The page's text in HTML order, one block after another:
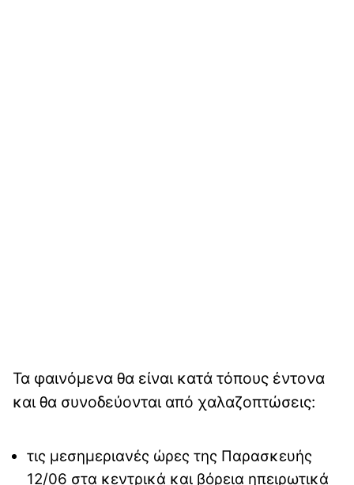
Τα φαινόμενα θα είναι κατά τόπους έντονα
και θα συνοδεύονται από χαλαζοπτώσεις:
τις μεσημεριανές ώρες της Παρασκευής
12/06 στα κεντρικά και βόρεια ηπειρωτικά